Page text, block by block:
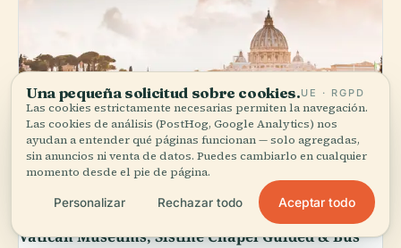
Vatican Museums, Sistine Chapel Guided & Bus
Una pequeña solicitud sobre cookies.UE · RGPD
Las cookies estrictamente necesarias permiten la navegación.
Las cookies de análisis (PostHog, Google Analytics) nos
ayudan a entender qué páginas funcionan — solo agregadas,
sin anuncios ni venta de datos. Puedes cambiarlo en cualquier
momento desde el pie de página.
Personalizar Rechazar todo Aceptar todo